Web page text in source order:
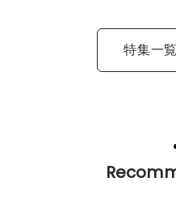
特集一